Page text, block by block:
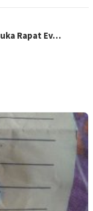
Rapat Ev…